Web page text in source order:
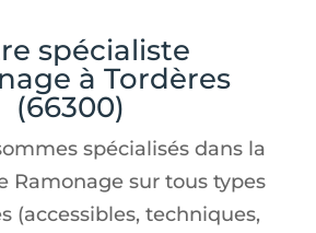
spécialiste
à Tordères
(66300)
spécialisés dans la
Ramonage sur tous types
(accessibles, techniques,